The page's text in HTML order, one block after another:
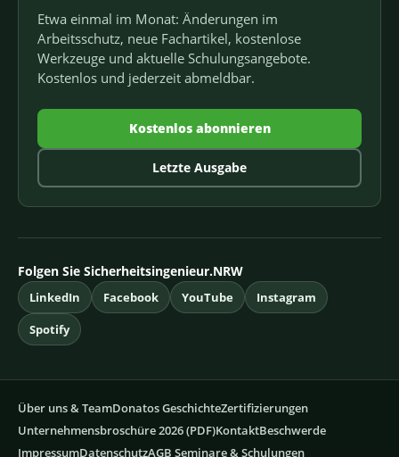
Etwa einmal im Monat: Änderungen im
Arbeitsschutz, neue Fachartikel, kostenlose
Werkzeuge und aktuelle Schulungsangebote.
Kostenlos und jederzeit abmeldbar.
Kostenlos abonnieren
Letzte Ausgabe
Folgen Sie Sicherheitsingenieur.NRW
LinkedIn Facebook YouTube
Instagram
Spotify
Über uns & TeamDonatos GeschichteZertifizierungen
Unternehmensbroschüre 2026 (PDF)KontaktBeschwerde
ImpressumDatenschutzAGB Seminare & Schulungen